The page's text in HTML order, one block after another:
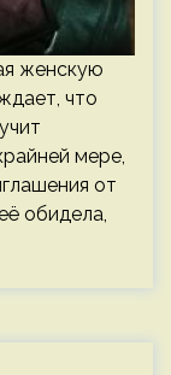
женскую
что
мере,
от
обидела,